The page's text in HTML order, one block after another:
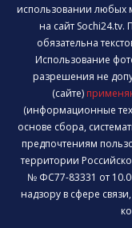
использовании любых
на сайт Sochi24.tv.
обязательна
Использование
разрешения не
(сайте)
(информационные
основе сбора,
предпочтениям
территории
№ ФС77-83331 от
надзору в сфере